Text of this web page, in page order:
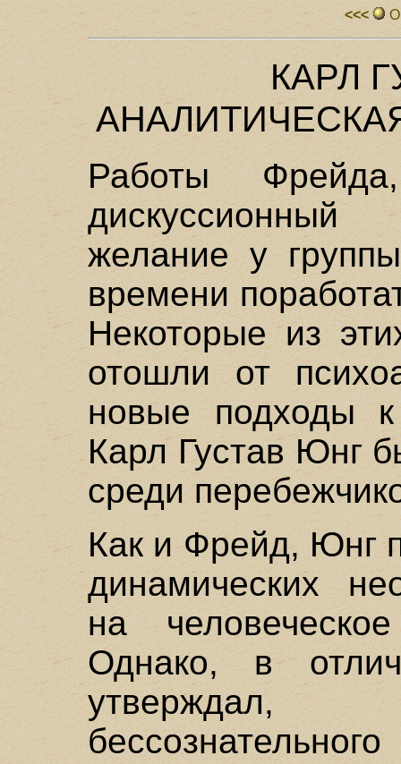
<<<
КАРЛ
Работы
желание у
времени
Некоторые из
отошли от
новые подходы
Карл Густав Юнг
среди
Как и Фрейд, Юнг
динамических
на
Однако, в
утверждал,